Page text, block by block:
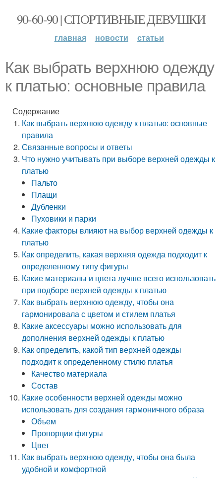
90-60-90 | СПОРТИВНЫЕ ДЕВУШКИ
главная новости статьи
Как выбрать верхнюю одежду
к платью: основные правила
Содержание
Как выбрать верхнюю одежду к платью: основные
правила
Связанные вопросы и ответы
Что нужно учитывать при выборе верхней одежды к
платью
Пальто
Плащи
Дубленки
Пуховики и парки
Какие факторы влияют на выбор верхней одежды к
платью
Как определить, какая верхняя одежда подходит к
определенному типу фигуры
Какие материалы и цвета лучше всего использовать
при подборе верхней одежды к платью
Как выбрать верхнюю одежду, чтобы она
гармонировала с цветом и стилем платья
Какие аксессуары можно использовать для
дополнения верхней одежды к платью
Как определить, какой тип верхней одежды
подходит к определенному стилю платья
Качество материала
Состав
Какие особенности верхней одежды можно
использовать для создания гармоничного образа
Объем
Пропорции фигуры
Цвет
Как выбрать верхнюю одежду, чтобы она была
удобной и комфортной